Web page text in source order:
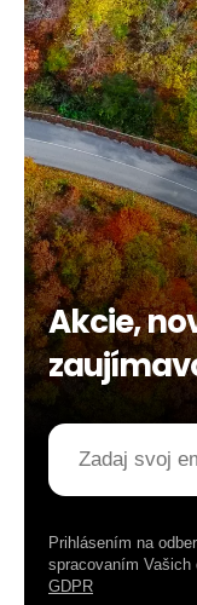
Akcie,
Prihlásením na
spracovaním Vašich
GDPR